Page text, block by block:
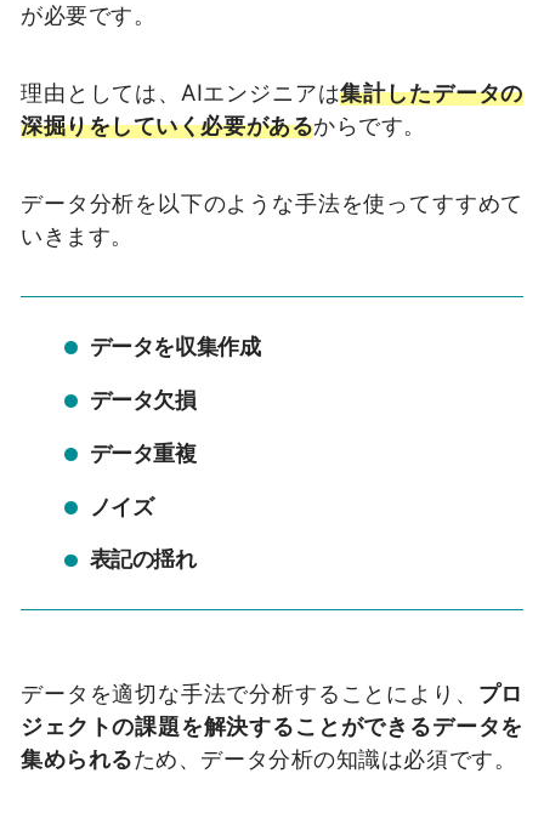
が必要です。
理由としては、AIエンジニアは集計したデータの
深掘りをしていく必要があるからです。
データ分析を以下のような手法を使ってすすめて
いきます。
データを収集作成
データ欠損
データ重複
ノイズ
表記の揺れ
データを適切な手法で分析することにより、 プロ
ジェクトの課題を解決することができるデータを
集められるため、データ分析の知識は必須です。